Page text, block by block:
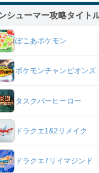
シューマー攻略タイト
ぽこあポケモン
ポケモンチャンピオンズ
タスクバーヒーロー
ドラクエ1&2リメイク
ドラクエ7リイマジンド